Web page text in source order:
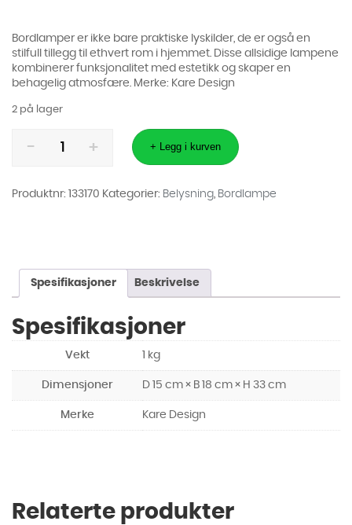
Bordlamper er ikke bare praktiske lyskilder, de er også en
stilfull tillegg til ethvert rom i hjemmet. Disse allsidige lampene
kombinerer funksjonalitet med estetikk og skaper en
behagelig atmosfære. Merke: Kare Design
2 på lager
Birdie
34cm
+ Legg i kurven
Produktnr: 133170 Kategorier: Belysning Bordlampe
Spesifikasjoner Beskrivelse
Spesifikasjoner
Vekt 1 kg
Dimensjoner D 15 cm × B 18 cm × H 33 cm
Merke Kare Design
Relaterte produkter